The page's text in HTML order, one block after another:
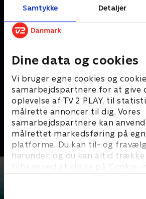
Samtykke Detaljer
Dine data og cookies
Vi bruger egne cookies og
samarbejdspartnere for at give
oplevelse af TV 2 PLAY, til
målrette annoncer til dig. Vores
samarbejdspartnere kan
målrettet markedsføring på
platforme. Du kan til- og
herunder, og du kan altid
tilbage ved at klikke på ’Cookie-
Andre så også
Katrine undersøger
Børne-underholdning • 1 sæsoner